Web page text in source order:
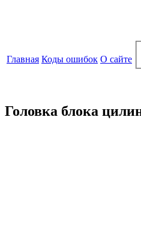
Главная Коды ошибок О сайте
Головка блока